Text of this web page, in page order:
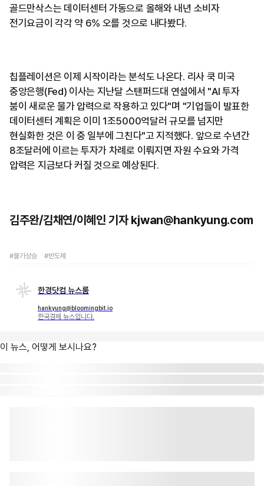
골드만삭스는 데이터센터 가동으로 올해와 내년 소비자
전기요금이 각각 약 6% 오를 것으로 내다봤다.
칩플레이션은 이제 시작이라는 분석도 나온다. 리사 쿡 미국
중앙은행(Fed) 이사는 지난달 스탠퍼드대 연설에서 "AI 투자
붐이 새로운 물가 압력으로 작용하고 있다"며 "기업들이 발표한
데이터센터 계획은 이미 1조5000억달러 규모를 넘지만
현실화한 것은 이 중 일부에 그친다"고 지적했다. 앞으로 수년간
8조달러에 이르는 투자가 차례로 이뤄지면 자원 수요와 가격
압력은 지금보다 커질 것으로 예상된다.
김주완/김채연/이혜인 기자 kjwan@hankyung.com
#물가상승 #반도체
한경닷컴 뉴스룸
hankyung@bloomingbit.io
한국경제 뉴스입니다.
이 뉴스, 어떻게 보시나요?